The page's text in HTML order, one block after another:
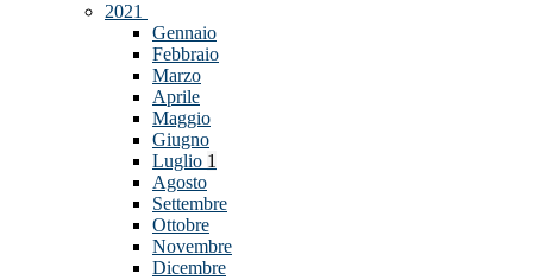
2021
Gennaio
Febbraio
Marzo
Aprile
Maggio
Giugno
Luglio 1
Agosto
Settembre
Ottobre
Novembre
Dicembre